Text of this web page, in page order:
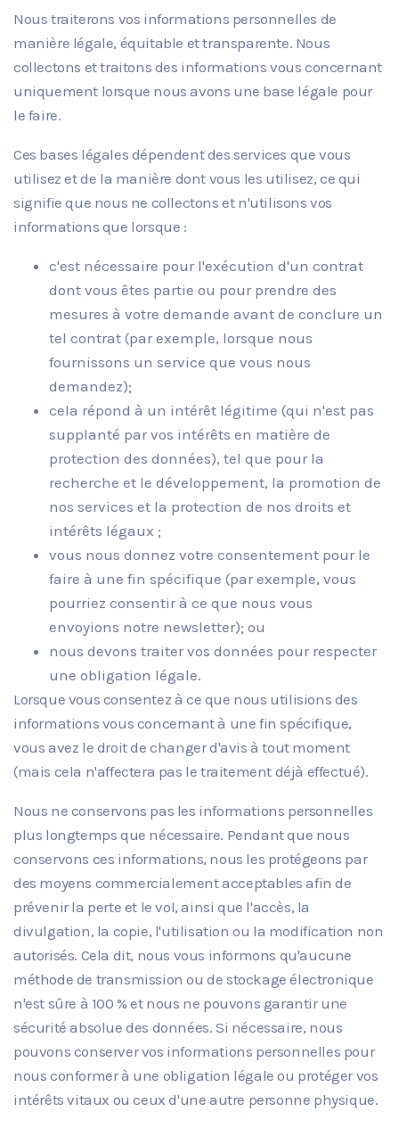
Nous traiterons vos informations personnelles de
manière légale, équitable et transparente. Nous
collectons et traitons des informations vous concernant
uniquement lorsque nous avons une base légale pour
le faire.
Ces bases légales dépendent des services que vous
utilisez et de la manière dont vous les utilisez, ce qui
signifie que nous ne collectons et n'utilisons vos
informations que lorsque :
c'est nécessaire pour l'exécution d'un contrat
dont vous êtes partie ou pour prendre des
mesures à votre demande avant de conclure un
tel contrat (par exemple, lorsque nous
fournissons un service que vous nous
demandez);
cela répond à un intérêt légitime (qui n'est pas
supplanté par vos intérêts en matière de
protection des données), tel que pour la
recherche et le développement, la promotion de
nos services et la protection de nos droits et
intérêts légaux ;
vous nous donnez votre consentement pour le
faire à une fin spécifique (par exemple, vous
pourriez consentir à ce que nous vous
envoyions notre newsletter); ou
nous devons traiter vos données pour respecter
une obligation légale.
Lorsque vous consentez à ce que nous utilisions des
informations vous concernant à une fin spécifique,
vous avez le droit de changer d'avis à tout moment
(mais cela n'affectera pas le traitement déjà effectué).
Nous ne conservons pas les informations personnelles
plus longtemps que nécessaire. Pendant que nous
conservons ces informations, nous les protégeons par
des moyens commercialement acceptables afin de
prévenir la perte et le vol, ainsi que l'accès, la
divulgation, la copie, l'utilisation ou la modification non
autorisés. Cela dit, nous vous informons qu'aucune
méthode de transmission ou de stockage électronique
n'est sûre à 100 % et nous ne pouvons garantir une
sécurité absolue des données. Si nécessaire, nous
pouvons conserver vos informations personnelles pour
nous conformer à une obligation légale ou protéger vos
intérêts vitaux ou ceux d'une autre personne physique.